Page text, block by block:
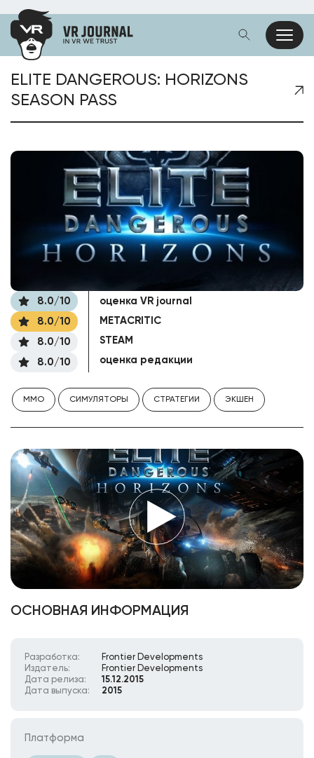
ELITE DANGEROUS: HORIZONS
SEASON PASS
8.0/10
8.0/10
8.0/10
8.0/10
оценка VR journal
METACRITIC
STEAM
оценка редакции
MMO СИМУЛЯТОРЫ СТРАТЕГИИ ЭКШЕН
ОСНОВНАЯ ИНФОРМАЦИЯ
Разработка:
Frontier Developments
Издатель:
Frontier Developments
Дата релиза:
15.12.2015
Дата выпуска:
2015
Платформа